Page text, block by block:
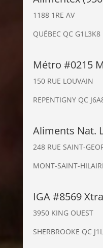
1188 1RE AV
QUÉBEC QC G1L3K8
Métro #0215
150 RUE LOUVAIN
REPENTIGNY QC
Aliments Nat.
248 RUE SAINT-
MONT-SAINT-
IGA #8569
3950 KING OUEST
SHERBROOKE QC